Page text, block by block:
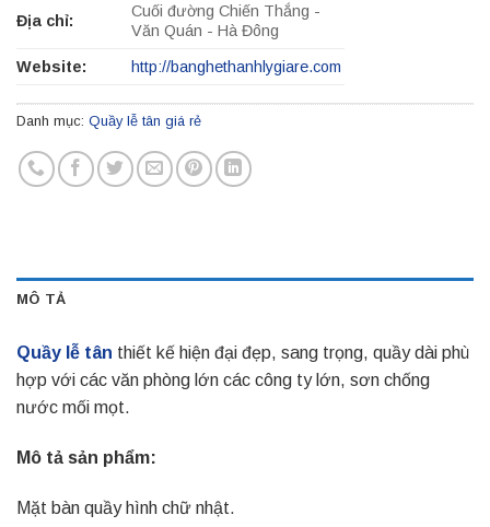
Địa chỉ:
Cuối đường Chiến Thắng -
Văn Quán - Hà Đông
Website: http://banghethanhlygiare.com
Danh mục: Quầy lễ tân giá rẻ
MÔ TẢ
Quầy lễ tân thiết kế hiện đại đẹp, sang trọng, quầy dài phù
hợp với các văn phòng lớn các công ty lớn, sơn chống
nước mối mọt.
Mô tả sản phẩm:
Mặt bàn quầy hình chữ nhật.